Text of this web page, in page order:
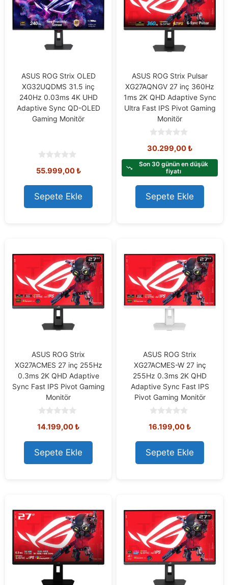
ASUS ROG Strix OLED
XG32UQDMS 31.5 inç
240Hz 0.03ms 4K UHD
Adaptive Sync QD-OLED
Gaming Monitör
o
t
o
f
5
55.999,00₺
Sepete Ekle
ASUS ROG Strix Pulsar
XG27AQNGV 27 inç 360Hz
1ms 2K QHD Adaptive Sync
Ultra Fast IPS Pivot Gaming
Monitör
o
t
f
5
30.299,00₺
Son 30 günün en düşük
fiyatı
Sepete Ekle
ASUS ROG Strix
XG27ACMES 27 inç 255Hz
0.3ms 2K QHD Adaptive
Sync Fast IPS Pivot Gaming
Monitör
o
t
o
f
5
14.199,00₺
Sepete Ekle
ASUS ROG Strix
XG27ACMES-W 27 inç
255Hz 0.3ms 2K QHD
Adaptive Sync Fast IPS
Pivot Gaming Monitör
o
t
o
f
5
16.199,00₺
Sepete Ekle